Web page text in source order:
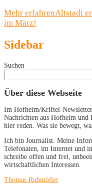
Mehr erfahrenAltstadt
im März!
Sidebar
Suchen
Über diese Webseite
Im Hofheim/Kriftel-
Nachrichten aus Hofheim
hier reden. Was sie bewegt,
Ich bin Journalist. Meine
Telefonaten, im Internet und
schreibe offen und frei,
wirtschaftlichen Interessen.
Thomas Ruhmöller